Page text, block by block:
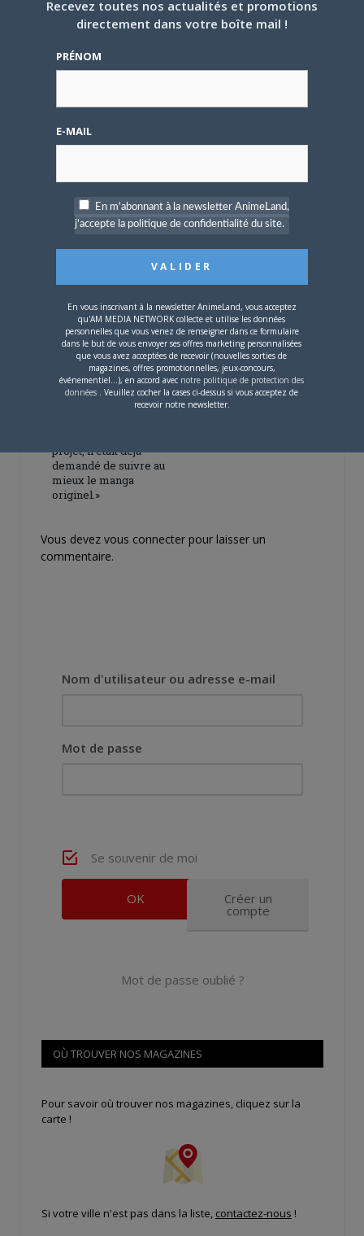
5 AOÛT 2026
L’AnimeLand Hors-Série
4 AOÛT 2026 0
Une nouvelle série TV
Digimon en préparation
4 JUILLET 2026 0
projet, il était déjà
demandé de suivre au
mieux le manga
originel.»
Vous devez vous connecter pour laisser un
commentaire.
Nom d'utilisateur ou adresse e-mail
Mot de passe
Se souvenir de moi
Créer un
compte
Mot de passe oublié ?
OÙ TROUVER NOS MAGAZINES
Pour savoir où trouver nos magazines, cliquez sur la
carte !
Si votre ville n'est pas dans la liste, contactez-nous !
Recevez toutes nos actualités et promotions
directement dans votre boîte mail !
PRÉNOM
E-MAIL
En m'abonnant à la newsletter AnimeLand,
j'accepte la politique de confidentialité du site.
En vous inscrivant à la newsletter AnimeLand, vous acceptez
qu'AM MEDIA NETWORK collecte et utilise les données
personnelles que vous venez de renseigner dans ce formulaire
dans le but de vous envoyer ses offres marketing personnalisées
que vous avez acceptées de recevoir (nouvelles sorties de
magazines, offres promotionnelles, jeux-concours,
événementiel...), en accord avec notre politique de protection des
données . Veuillez cocher la cases ci-dessus si vous acceptez de
recevoir notre newsletter.